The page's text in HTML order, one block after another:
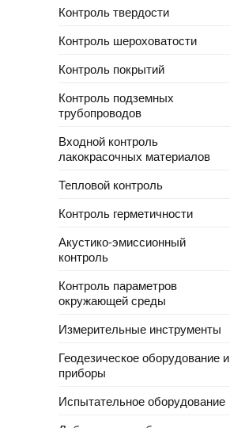
Контроль твердости
Контроль шероховатости
Контроль покрытий
Контроль подземных
трубопроводов
Входной контроль
лакокрасочных материалов
Тепловой контроль
Контроль герметичности
Акустико-эмиссионный
контроль
Контроль параметров
окружающей среды
Измерительные инструменты
Геодезическое оборудование и
приборы
Испытательное оборудование